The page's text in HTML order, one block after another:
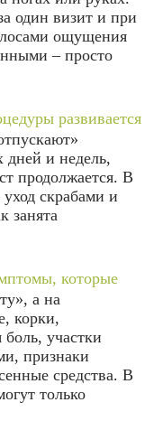
один визит и при
ощущения
– просто
развивается
и недель,
продолжается. В
скрабами и
занята
которые
а на
корки,
участки
признаки
средства. В
только